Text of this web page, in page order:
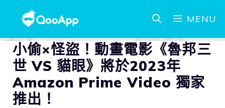
MENU
小偷×怪盜！動畫電影《魯邦三
世 VS 貓眼》將於2023年
Amazon Prime Video 獨家
推出！